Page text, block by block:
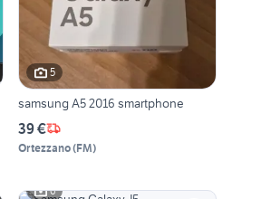
5
samsung A5 2016 smartphone
39 €
Ortezzano(FM)
6